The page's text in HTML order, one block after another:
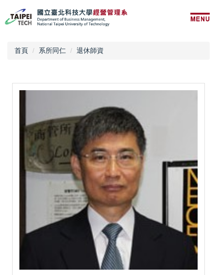
到
主
首頁 系所同仁 退休師資